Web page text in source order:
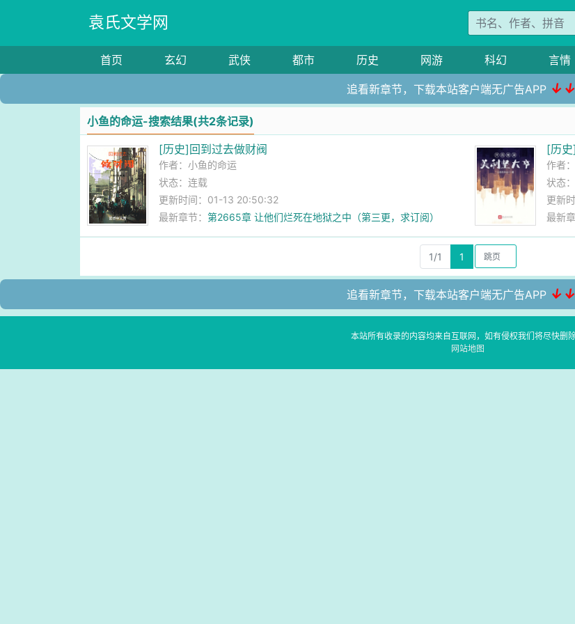
袁氏文学网
首页 玄幻 武侠 都市 历史 网游 科幻 言情
追看新章节，下载本站客户端无广告APP
小鱼的命运-搜索结果(共2条记录)
[历史]回到过去做财阀
作者： 小鱼的命运
状态：连载
更新时间：01-13 20:50:32
最新章节：第2665章 让他们烂死在地狱之中（第三更，求订阅）
[历
作者：
状态
更新
最新章
1/1 1
追看新章节，下载本站客户端无广告APP
本站所有收录的内容均来自互联网，如有侵权我们将尽快删除
网站地图